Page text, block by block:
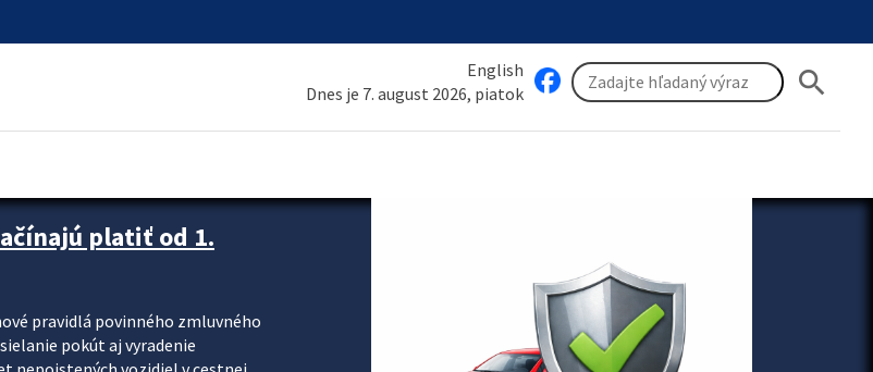
English
Dnes je 7. august 2026, piatok
search
platiť od 1.
pravidlá povinného zmluvného
pokút aj vyradenie